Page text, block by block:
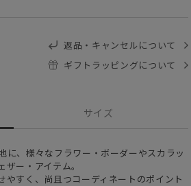
返品・キャンセルについて
ギフトラッピングについて
サイズ
に、様々なフラワー・ボーダーやスカラッ
ー・アイテム。
やすく、尚且つコーディネートのポイント